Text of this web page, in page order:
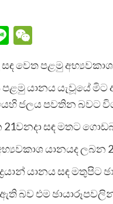
LineWeChat
වෙත පළමු
යානය යැවූයේ
ජලය පවතින බවට
21වනදා සඳ මතට
යානයද
යානය සඳ මතුපිට
බව එම